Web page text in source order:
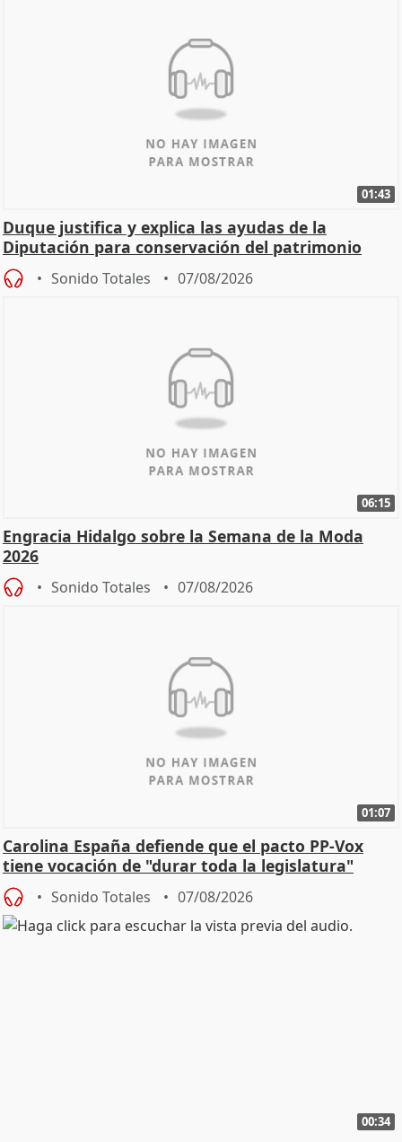
01:43
Duque justifica y explica las ayudas de la
Diputación para conservación del patrimonio
Sonido Totales 07/08/2026
06:15
Engracia Hidalgo sobre la Semana de la Moda
2026
Sonido Totales 07/08/2026
01:07
Carolina España defiende que el pacto PP-Vox
tiene vocación de "durar toda la legislatura"
Sonido Totales 07/08/2026
00:34